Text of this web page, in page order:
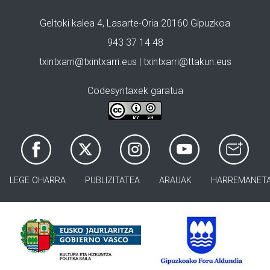
Geltoki kalea 4, Lasarte-Oria 20160 Gipuzkoa
943 37 14 48
txintxarri@txintxarri.eus | txintxarri@ttakun.eus
Codesyntaxek garatua
LEGE OHARRA PUBLIZITATEA ARAUAK